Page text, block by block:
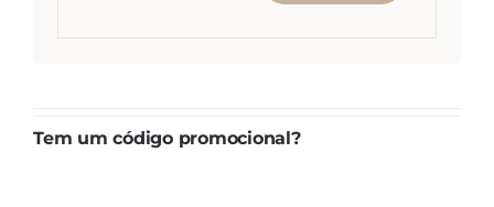
Tem um código promocional?